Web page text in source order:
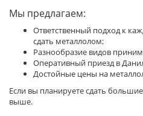
Мы предлагаем:
Ответственный подход к
сдать металлолом;
Разнообразие видов
Оперативный приезд в
Достойные цены на
Если вы планируете сдать
выше.